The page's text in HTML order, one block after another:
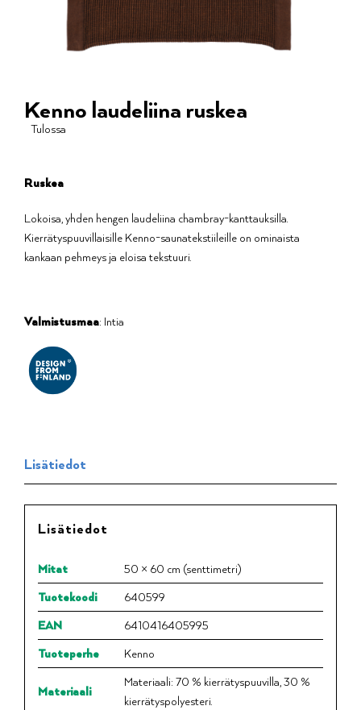
Kenno laudeliina ruskea
Tulossa
Ruskea
Lokoisa, yhden hengen laudeliina chambray-kanttauksilla.
Kierrätyspuuvillaisille Kenno-saunatekstiileille on ominaista
kankaan pehmeys ja eloisa tekstuuri.
Valmistusmaa: Intia
Lisätiedot
Lisätiedot
Mitat
50 × 60 cm (senttimetri)
Tuotekoodi
640599
EAN
6410416405995
Tuoteperhe
Kenno
Materiaali
Materiaali: 70 % kierrätyspuuvilla, 30 %
kierrätyspolyesteri.